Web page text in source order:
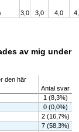
3,0 3,0 4,0
av mig under
den här
Antal svar
1 (8,3%)
0 (0,0%)
2 (16,7%)
7 (58,3%)